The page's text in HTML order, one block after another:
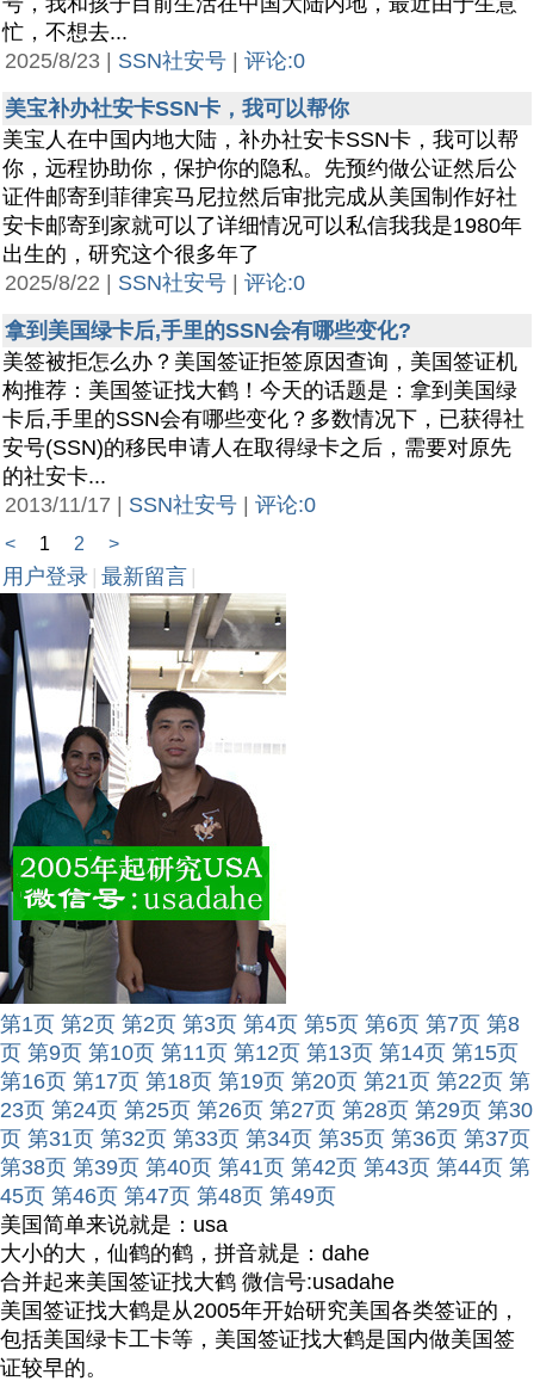
忙，不想去...
2025/8/23 | SSN社安号
评论:0
美宝补办社安卡SSN卡，我可以帮你
美宝人在中国内地大陆，补办社安卡SSN卡，我可以帮
你，远程协助你，保护你的隐私。先预约做公证然后公
证件邮寄到菲律宾马尼拉然后审批完成从美国制作好社
安卡邮寄到家就可以了详细情况可以私信我我是1980年
出生的，研究这个很多年了
2025/8/22 | SSN社安号
评论:0
拿到美国绿卡后,手里的SSN会有哪些变化?
美签被拒怎么办？美国签证拒签原因查询，美国签证机
构推荐：美国签证找大鹤！今天的话题是：拿到美国绿
卡后,手里的SSN会有哪些变化？多数情况下，已获得社
安号(SSN)的移民申请人在取得绿卡之后，需要对原先
的社安卡...
2013/11/17 | SSN社安号 评论:0
< 1 2 >
用户登录 最新留言
第1页 第2页 第2页 第3页 第4页 第5页 第6页 第7页 第8
页 第9页 第10页 第11页 第12页 第13页 第14页 第15页
第16页 第17页 第18页 第19页 第20页 第21页 第22页 第
23页 第24页 第25页 第26页 第27页 第28页 第29页 第30
页 第31页 第32页 第33页 第34页 第35页 第36页 第37页
第38页 第39页 第40页 第41页 第42页 第43页 第44页 第
45页 第46页 第47页 第48页 第49页
美国简单来说就是：usa
大小的大，仙鹤的鹤，拼音就是：dahe
合并起来美国签证找大鹤 微信号:usadahe
美国签证找大鹤是从2005年开始研究美国各类签证的，
包括美国绿卡工卡等，美国签证找大鹤是国内做美国签
证较早的。